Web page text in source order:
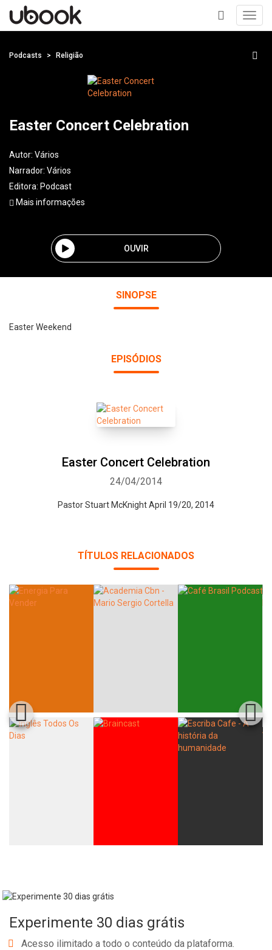
+
Podcasts Religião
Easter Concert Celebration
Autor: Vários
Narrador: Vários
Editora: Podcast
Mais informações
OUVIR
SINOPSE
Easter Weekend
EPISÓDIOS
Easter Concert Celebration
24/04/2014
Pastor Stuart McKnight April 19/20, 2014
TÍTULOS RELACIONADOS
Experimente 30 dias grátis
Acesso ilimitado a todo o conteúdo da plataforma.
Whatsapp Facebook